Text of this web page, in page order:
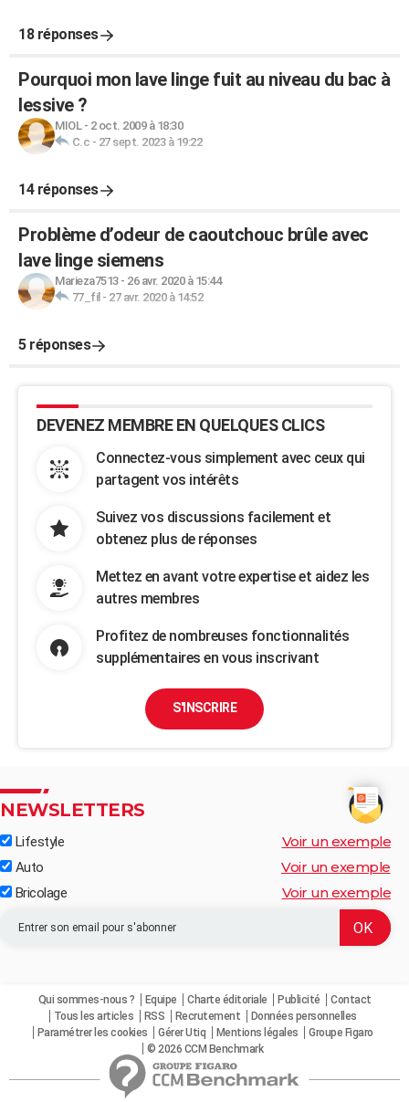
18 réponses
Pourquoi mon lave linge fuit au niveau du bac à
lessive ?
MIOL- 2 oct. 2009 à 18:30
C.c - 27 sept. 2023 à 19:22
14 réponses
Problème d’odeur de caoutchouc brûle avec
lave linge siemens
Marieza7513- 26 avr. 2020 à 15:44
77_fil - 27 avr. 2020 à 14:52
5 réponses
DEVENEZ MEMBRE EN QUELQUES CLICS
Connectez-vous simplement avec ceux qui
partagent vos intérêts
Suivez vos discussions facilement et
obtenez plus de réponses
Mettez en avant votre expertise et aidez les
autres membres
Profitez de nombreuses fonctionnalités
supplémentaires en vous inscrivant
S'INSCRIRE
NEWSLETTERS
Lifestyle Voir un exemple
Auto Voir un exemple
Bricolage Voir un exemple
Qui sommes-nous ? Equipe Charte éditoriale Publicité
Contact
Tous les articles
RSS Recrutement
Données personnelles
Paramétrer les cookies
Gérer Utiq Mentions légales
Groupe Figaro
© 2026 CCM Benchmark